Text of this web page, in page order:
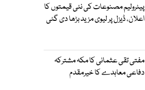
پیٹرولیم مصنوعات کی نئی قیمتوں کا
اعلان، ڈیزل پر لیوی مزید بڑھا دی گئی
مفتی تقی عثمانی کا مکہ مشترکہ
دفاعی معاہدے کا خیرمقدم